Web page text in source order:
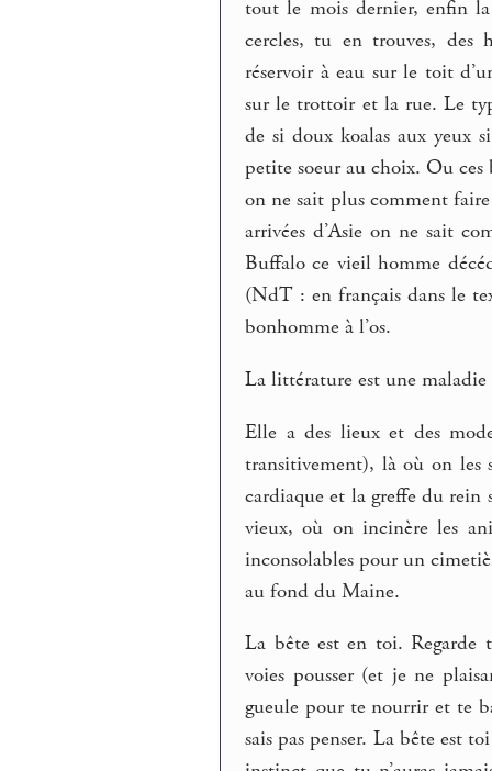
tout le mois dernier, enfin la
cercles, tu en trouves, des
réservoir à eau sur le toit
sur le trottoir et la rue. Le
de si doux koalas aux yeux
petite soeur au choix. Ou ces
on ne sait plus comment faire
arrivées d’Asie on ne sait
Buffalo ce vieil homme
(NdT : en français dans le
bonhomme à l’os.
La littérature est une
Elle a des lieux et des
transitivement), là où on les
cardiaque et la greffe du rein
vieux, où on incinère les
inconsolables pour un
au fond du Maine.
La bête est en toi. Regarde
voies pousser (et je ne
gueule pour te nourrir et te
sais pas penser. La bête est